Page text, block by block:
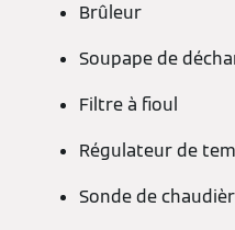
Brûleur
Soupape de
Filtre à fioul
Régulateur de
Sonde de